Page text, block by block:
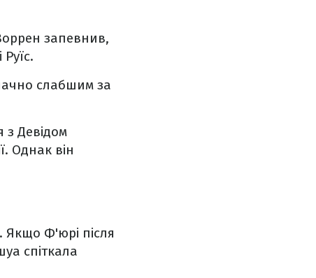
запевнив,
слабшим за
Девідом
Однак він
Якщо Ф'юрі після
спіткала